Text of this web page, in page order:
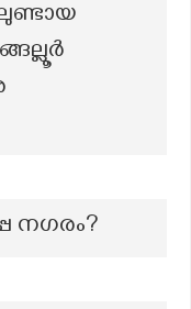
നഗരം?